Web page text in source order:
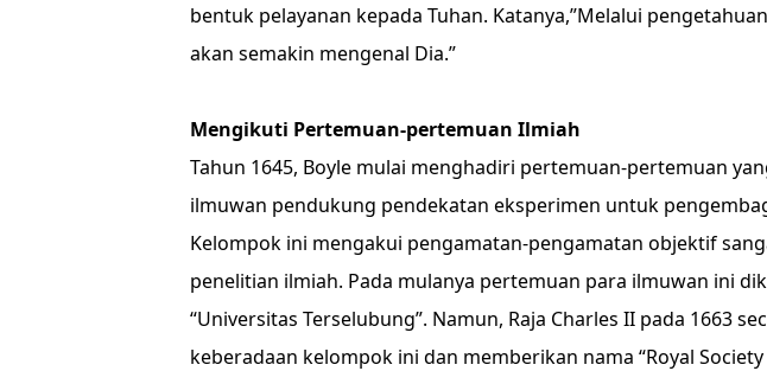
bentuk pelayanan kepada Tuhan. Katanya,”Melalui
akan semakin mengenal Dia.”
Mengikuti Pertemuan-pertemuan Ilmiah
Tahun 1645, Boyle mulai menghadiri pertemuan-pertemuan
ilmuwan pendukung pendekatan eksperimen untuk
Kelompok ini mengakui pengamatan-pengamatan objektif
penelitian ilmiah. Pada mulanya pertemuan para ilmuwan ini
“Universitas Terselubung”. Namun, Raja Charles II pada 1663
keberadaan kelompok ini dan memberikan nama “Royal